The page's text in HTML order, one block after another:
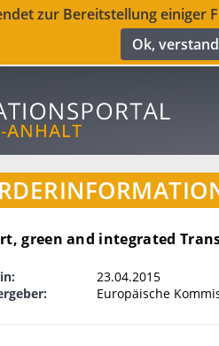
zur Bereitstellung einiger
Ok,
green and integrated
23.04.2015
Europäische